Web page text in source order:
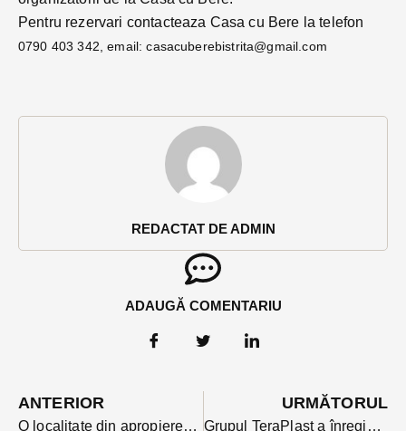
REDACTAT DE ADMIN
ADAUGĂ COMENTARIU
Pentru rezervari contacteaza Casa cu Bere la telefon
0790 403 342, email:casacuberebistrita@gmail.com
ANTERIOR
O localitate din apropierea Bistriței a rămas marți fără apă după ce angajații unei firme de construcții au avariat conducta de aducțiune
URMĂTORUL
Grupul TeraPlast a înregistrat o creștere de 32% a cifrei de afaceri în primele 9 luni ale anului față de 2023. Cum au evoluat fiecare fiecare din afacerile grupului?